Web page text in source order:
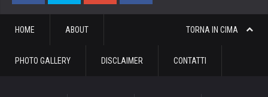
TORNA IN CIMA
HOME ABOUT
PHOTO GALLERY DISCLAIMER CONTATTI